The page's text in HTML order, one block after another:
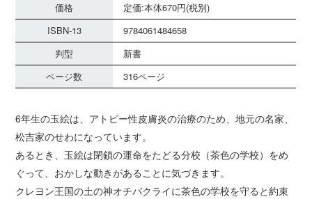
価格
定価:本体670円(税別)
ISBN-13
9784061484658
判型
新書
ページ数
316ページ
6年生の玉絵は、アトピー性皮膚炎の治療のため、地元の名家、
松吉家のせわになっています。
あるとき、玉絵は閉鎖の運命をたどる分校（茶色の学校）をめ
ぐって、おかしな動きがあることに気づきます。
クレヨン王国の土の神オチバクライに茶色の学校を守ると約束